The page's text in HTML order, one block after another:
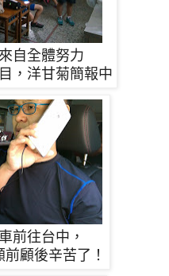
自全體努力
，洋甘菊簡報中
前往台中，
顧後辛苦了！